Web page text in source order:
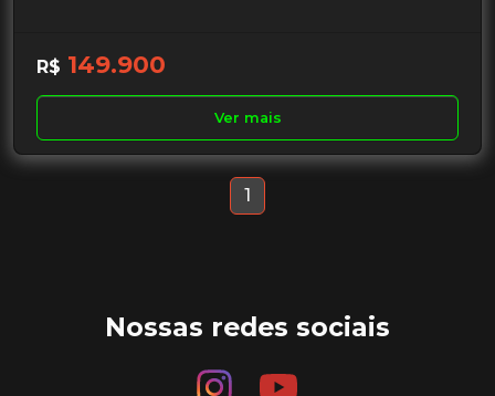
R$ 149.900
Ver mais
1
Nossas redes sociais